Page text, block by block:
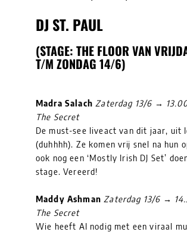
DJ ST. PAUL
(STAGE: THE FLOOR VAN
T/M ZONDAG 14/6)
Madra Salach Zaterdag 13/6 →
The Secret
De must-see liveact van dit jaar, uit
(duhhhh). Ze komen vrij snel na hun
ook nog een ‘Mostly Irish DJ Set’
stage. Vereerd!
Maddy Ashman Zaterdag 13/6 →
The Secret
Wie heeft AI nodig met een viraal